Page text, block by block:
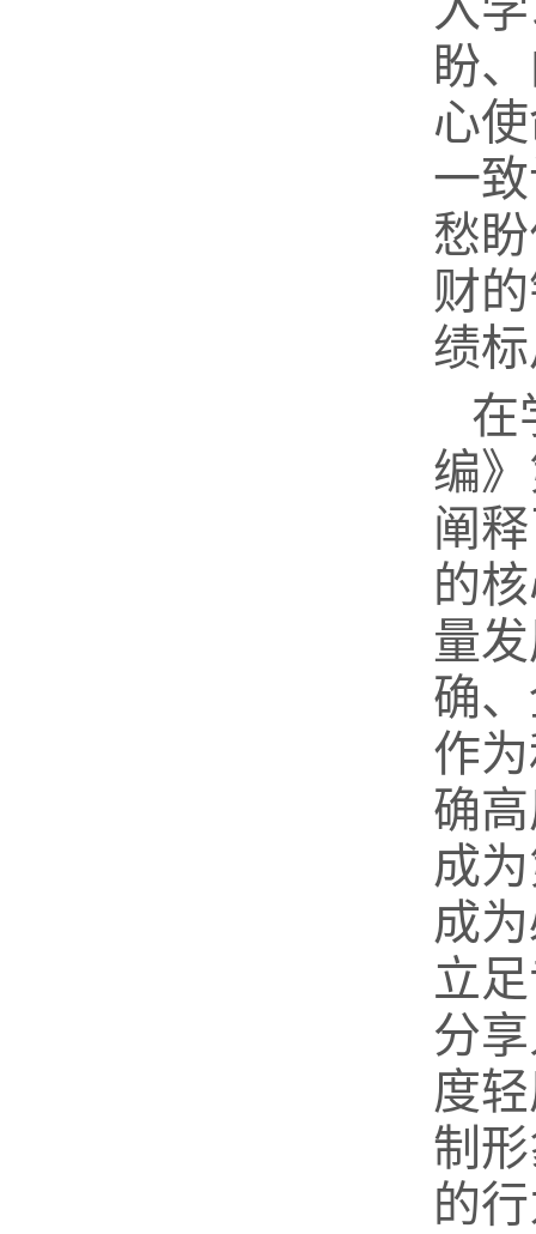
盼
心
一
愁
财
绩
在
编
阐
的
量
确
作
确
成
成
立
分
度
制
的